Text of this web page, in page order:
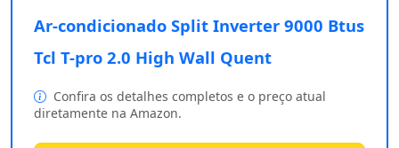
Ar-condicionado Split Inverter 9000 Btus
Tcl T-pro 2.0 High Wall Quent
Confira os detalhes completos e o preço atual
diretamente na Amazon.